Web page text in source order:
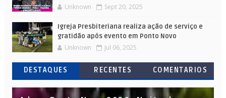
Unknown Sept 20, 2025
Igreja Presbiteriana realiza ação de serviço e
gratidão após evento em Ponto Novo
Unknown Jul 06, 2025
DESTAQUES RECENTES COMENTARIOS